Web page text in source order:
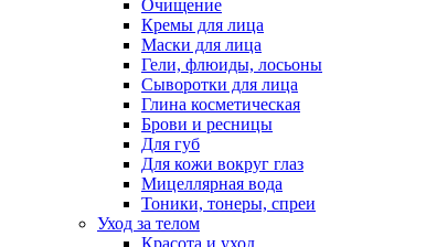
Очищение
Кремы для лица
Маски для лица
Гели, флюиды, лосьоны
Сыворотки для лица
Глина косметическая
Брови и ресницы
Для губ
Для кожи вокруг глаз
Мицеллярная вода
Тоники, тонеры, спреи
Уход за телом
Красота и уход